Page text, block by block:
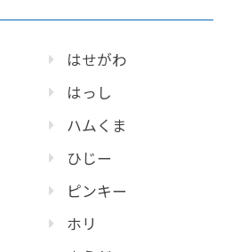
はせがわ
はっし
ハムくま
ひじー
ピンキー
ホリ